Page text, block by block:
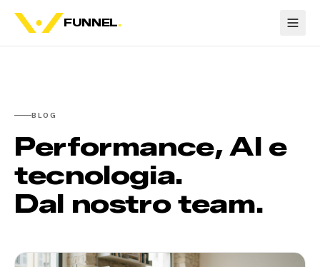
FUNNEL.
BLOG
Performance, AI e
tecnologia.
Dal nostro team.